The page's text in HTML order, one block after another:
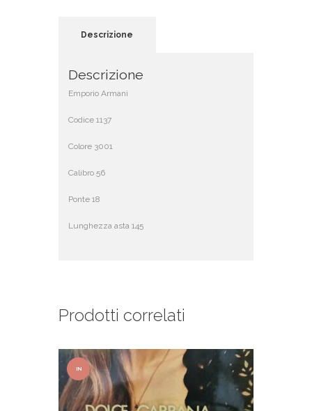
Descrizione
Descrizione
Emporio Armani
Codice 1137
Colore 3001
Calibro 56
Ponte 18
Lunghezza asta 145
Prodotti correlati
IN
OFFER